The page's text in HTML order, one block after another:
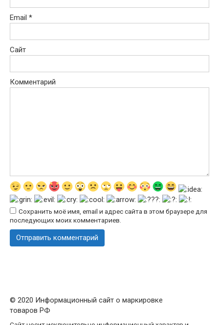
Email *
Сайт
Комментарий
Сохранить моё имя, email и адрес сайта в этом браузере для
последующих моих комментариев.
© 2020 Информационный сайт о маркировке
товаров РФ